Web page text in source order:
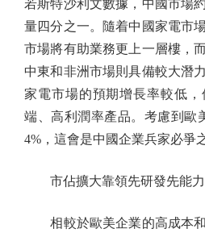
若斯特沙利文數據，中國市場
量四分之一。隨着中國家電市
市場將有助業務更上一層樓，
中東和非洲市場則具備較大潛
家電市場的預期增長率較低
端、高利潤率產品。考慮到歐
4%，這會是中國企業兵家必爭
市佔擴大靠領先研發先能力
相較於歐美企業的高成本和